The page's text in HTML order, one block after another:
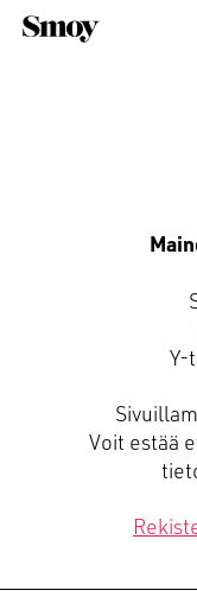
YRITYS
Y-
Voit estää